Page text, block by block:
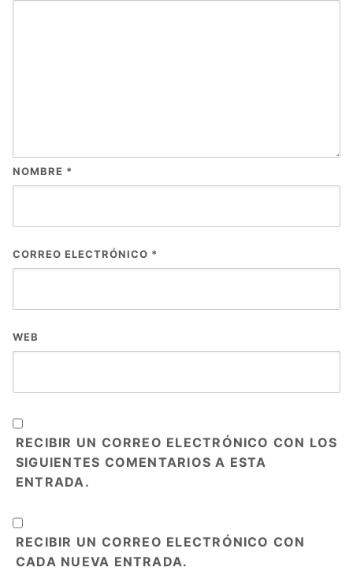
NOMBRE *
CORREO ELECTRÓNICO *
WEB
RECIBIR UN CORREO ELECTRÓNICO CON LOS
SIGUIENTES COMENTARIOS A ESTA
ENTRADA.
RECIBIR UN CORREO ELECTRÓNICO CON
CADA NUEVA ENTRADA.